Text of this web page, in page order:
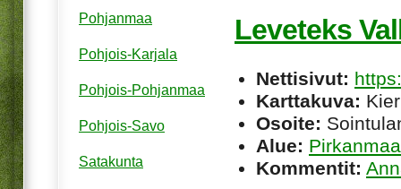
Leveteks
Nettisivut:
Karttakuva:
Osoite:
Alue: Pirkanmaa
Kommentit:
Pohjanmaa
Pohjois-Karjala
Pohjois-Pohjanmaa
Pohjois-Savo
Satakunta